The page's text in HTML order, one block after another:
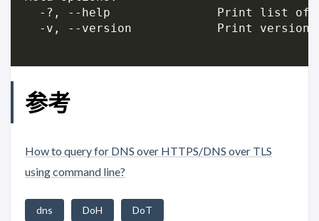
-?, --help               Print list of
-v, --version            Print version
参考
How to query for DNS over HTTPS/DNS over TLS
using command line?
dns DoH DoT